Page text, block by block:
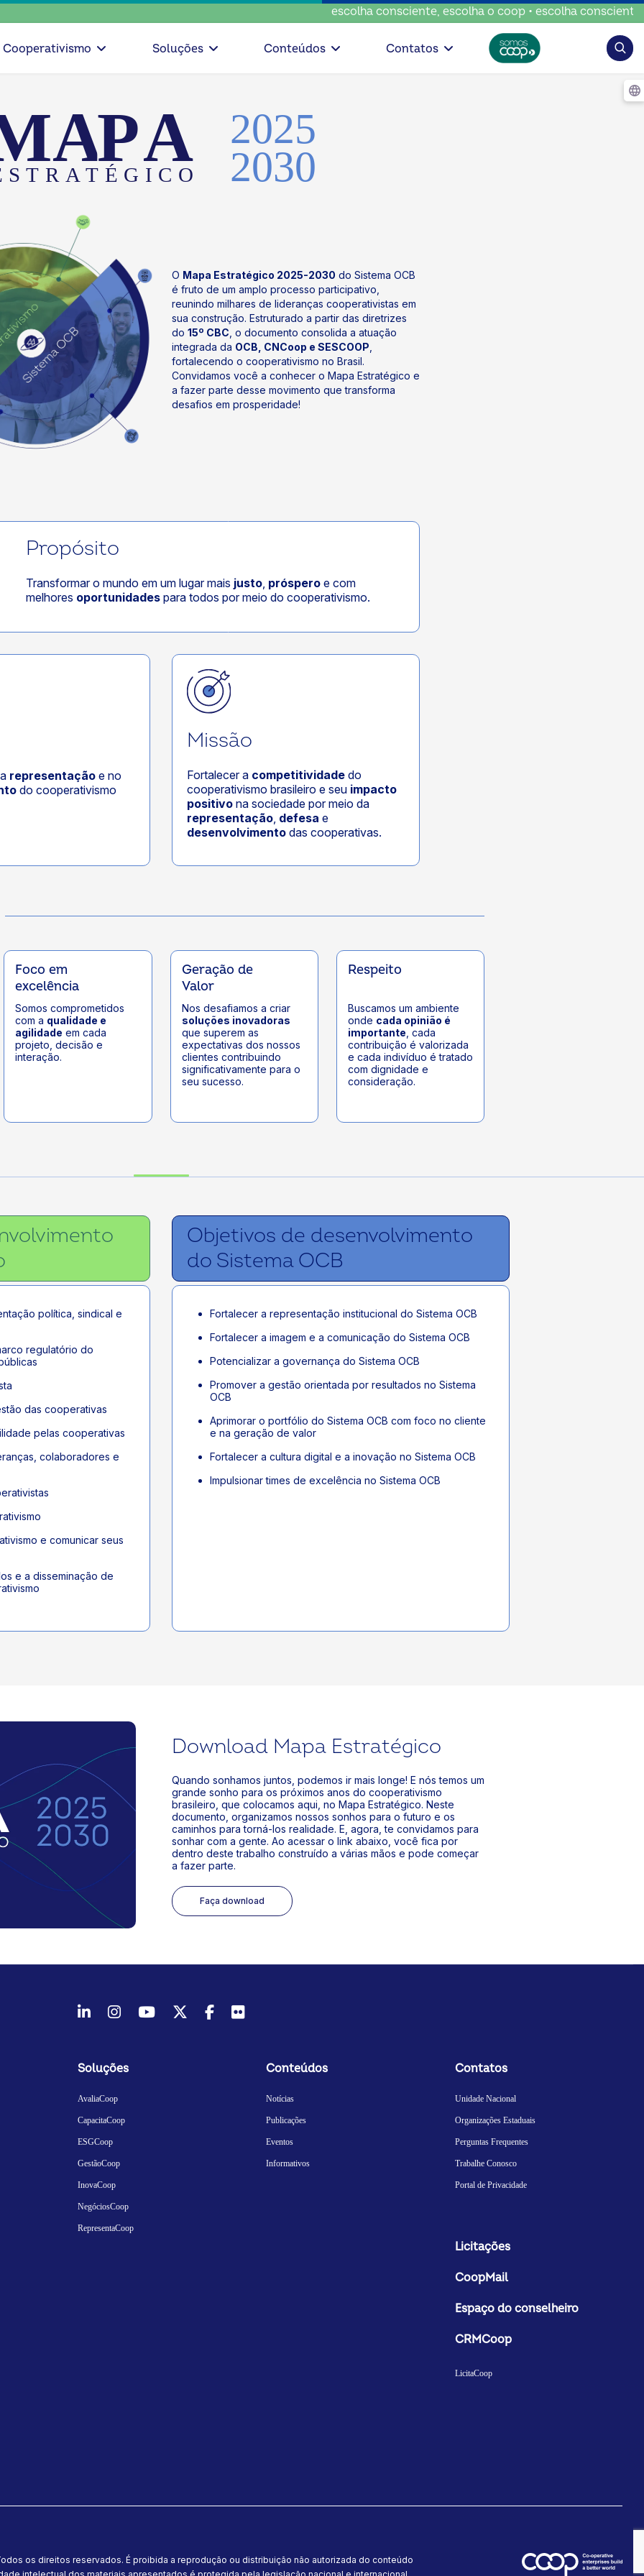
escolha consciente, escolha o coop • escolha consciente, escolha
Cooperativismo Soluções Conteúdos Contatos
O Mapa Estratégico 2025-2030 do Sistema OCB
é fruto de um amplo processo participativo,
reunindo milhares de lideranças cooperativistas em
sua construção. Estruturado a partir das diretrizes
do 15º CBC , o documento consolida a atuação
integrada da OCB, CNCoop e SESCOOP
fortalecendo o cooperativismo no Brasil.
Convidamos você a conhecer o Mapa Estratégico e
a fazer parte desse movimento que transforma
desafios em prosperidade!
Propósito
Transformar o mundo em um lugar mais justo, prósperoe com
melhores oportunidadespara todos por meio do cooperativismo.
representação e no
do cooperativismo
Missão
Fortalecer a competitividade do
cooperativismo brasileiro e seu impacto
positivo na sociedade por meio da
representação, defesa e
desenvolvimento das cooperativas.
Foco em
excelência
Somos comprometidos
com a qualidade e
agilidade em cada
projeto, decisão e
interação.
Geração de
Valor
Nos desafiamos a criar
soluções inovadoras
que superem as
expectativas dos nossos
clientes contribuindo
significativamente para o
seu sucesso.
Respeito
Buscamos um ambiente
onde cada opinião é
importante , cada
contribuição é valorizada
e cada indivíduo é tratado
com dignidade e
consideração.
política, sindical e
regulatório do
das cooperativas
pelas cooperativas
colaboradores e
e comunicar seus
e a disseminação de
Objetivos de desenvolvimento
do Sistema OCB
Fortalecer a representação institucional do Sistema OCB
Fortalecer a imagem e a comunicação do Sistema OCB
Potencializar a governança do Sistema OCB
Promover a gestão orientada por resultados no Sistema
OCB
Aprimorar o portfólio do Sistema OCB com foco no cliente
e na geração de valor
Fortalecer a cultura digital e a inovação no Sistema OCB
Impulsionar times de excelência no Sistema OCB
Download Mapa Estratégico
Quando sonhamos juntos, podemos ir mais longe! E nós temos um
grande sonho para os próximos anos do cooperativismo
brasileiro, que colocamos aqui, no Mapa Estratégico. Neste
documento, organizamos nossos sonhos para o futuro e os
caminhos para torná-los realidade. E, agora, te convidamos para
sonhar com a gente. Ao acessar o link abaixo, você fica por
dentro deste trabalho construído a várias mãos e pode começar
a fazer parte.
Faça download
LinkedInInstagram
YoutubeTwitter/X
Facebook
Flickr
Soluções
AvaliaCoop
CapacitaCoop
ESGCoop
GestãoCoop
InovaCoop
NegóciosCoop
RepresentaCoop
Conteúdos
Notícias
Publicações
Eventos
Informativos
Contatos
Unidade Nacional
Organizações Estaduais
Perguntas Frequentes
Trabalhe Conosco
Portal de Privacidade
Licitações
CoopMail
Espaço do conselheiro
CRMCoop
LicitaCoop
os direitos reservados. É proibida a reprodução ou distribuição não autorizada do conteúdo